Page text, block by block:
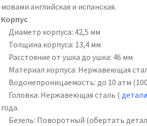
мовами английская и испанская.
Корпус
Диаметр корпуса: 42,5 мм
Толщина корпуса: 13,4 мм
Расстояние от ушка до ушка: 46 мм
Материал корпуса: Нержавеющая
Водонепроницаемость: до 10 атм
Головка: Нержавеющая сталь (детали
года.
Безель: Поворотный (обертать